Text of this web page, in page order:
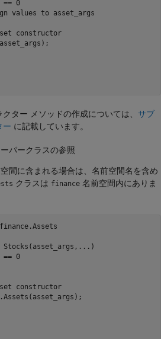
0
values to asset_args
constructor
ター メソッドの作成については、 サブ
ー に記載しています。
パークラスの参照
間に含まれる場合は、名前空間名を含め
クラスは finance 名前空間内にありま
... )
0
constructor